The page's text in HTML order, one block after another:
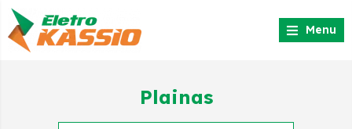
Menu
Plainas